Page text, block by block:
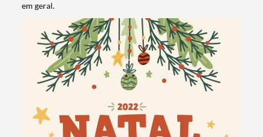
em geral.